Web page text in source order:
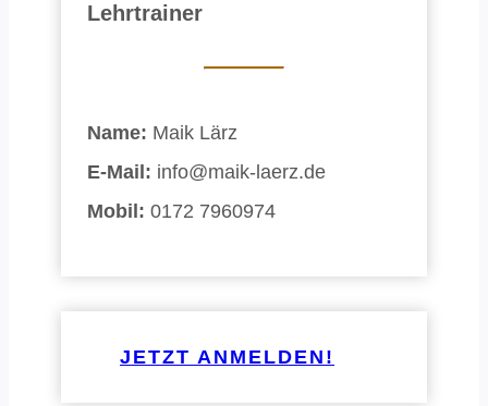
Lehrtrainer
Name: Maik Lärz
E-Mail: info@maik-laerz.de
Mobil: 0172 7960974
JETZT ANMELDEN!